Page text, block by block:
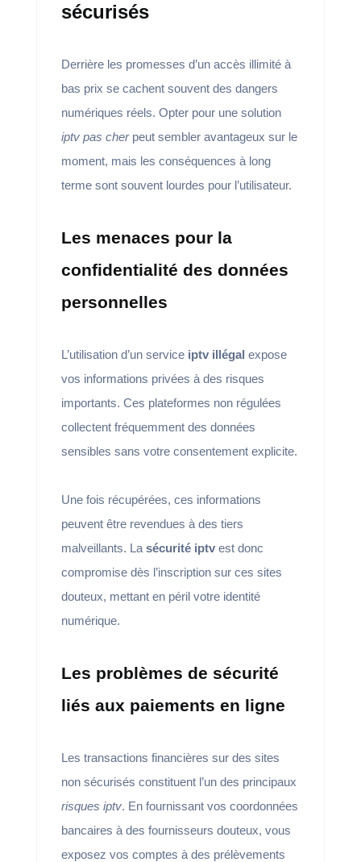
sécurisés
Derrière les promesses d’un accès illimité à
bas prix se cachent souvent des dangers
numériques réels. Opter pour une solution
iptv pas cherpeut sembler avantageux sur le
moment, mais les conséquences à long
terme sont souvent lourdes pour l’utilisateur.
Les menaces pour la
confidentialité des données
personnelles
L’utilisation d’un service iptv illégal expose
vos informations privées à des risques
importants. Ces plateformes non régulées
collectent fréquemment des données
sensibles sans votre consentement explicite.
Une fois récupérées, ces informations
peuvent être revendues à des tiers
malveillants. La sécurité iptvest donc
compromise dès l’inscription sur ces sites
douteux, mettant en péril votre identité
numérique.
Les problèmes de sécurité
liés aux paiements en ligne
Les transactions financières sur des sites
non sécurisés constituent l’un des principaux
risques iptv. En fournissant vos coordonnées
bancaires à des fournisseurs douteux, vous
exposez vos comptes à des prélèvements